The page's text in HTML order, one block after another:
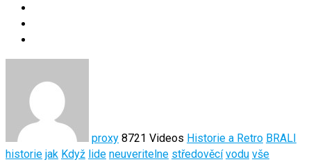
proxy 8721 Videos Historie a Retro BRALI
historie jak Když lide neuveritelne středověcí vodu vše